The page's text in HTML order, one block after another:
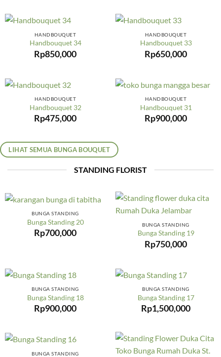
HANDBOUQUET
Handbouquet 34
Rp850,000
HANDBOUQUET
Handbouquet 33
Rp650,000
HANDBOUQUET
Handbouquet 32
Rp475,000
HANDBOUQUET
Handbouquet 31
Rp900,000
LIHAT SEMUA BUNGA BOUQUET
STANDING FLORIST
BUNGA STANDING
Bunga Standing 20
Rp700,000
BUNGA STANDING
Bunga Standing 19
Rp750,000
BUNGA STANDING
Bunga Standing 18
Rp900,000
BUNGA STANDING
Bunga Standing 17
Rp1,500,000
BUNGA STANDING